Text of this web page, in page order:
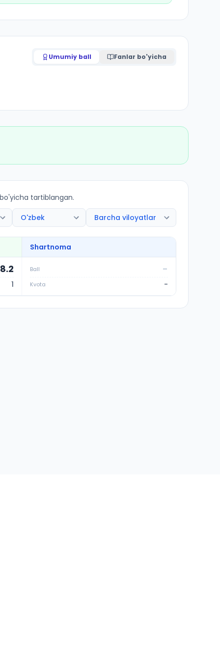
Umumiy ball Fanlar bo'yicha
tartiblangan.
Shartnoma
1
Ball -
Kvota -